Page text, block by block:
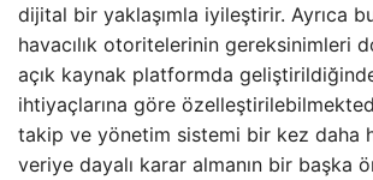
dijital bir yaklaşımla iyileştirir. Ayrıca bu
havacılık otoritelerinin gereksinimleri
açık kaynak platformda
ihtiyaçlarına göre
takip ve yönetim sistemi bir kez daha
veriye dayalı karar almanın bir başka